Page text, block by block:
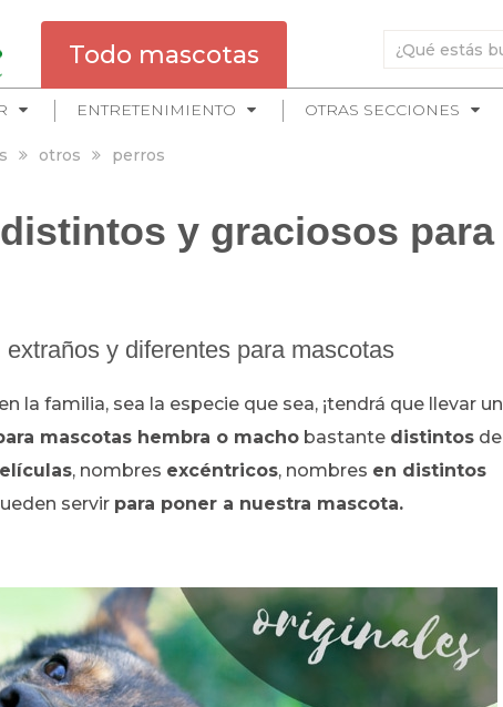
Todo mascotas
ENTRETENIMIENTO OTRAS SECCIONES
otros perros
y graciosos para
y diferentes para mascotas
la familia, sea la especie que sea, ¡tendrá que llevar un
mascotas hembra o macho bastante distintos de
, nombres excéntricos, nombres en distintos
servir para poner a nuestra mascota.